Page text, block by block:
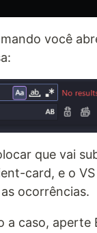
você
que vai
card, e o
ocorrências.
a caso, aperte